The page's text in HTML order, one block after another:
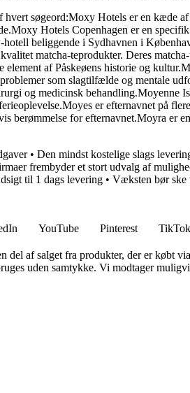
hvert søgeord:Moxy Hotels er en kæde
Hotels Copenhagen er en
beliggende i Sydhavnen i
matcha-teprodukter. Deres
element af Påskeøens historie og
som slagtilfælde og mentale
og medicinsk behandling.Moyenne
er efternavnet på
berømmelse for efternavnet.Moyra
• Den mindst kostelige slags
frembyder et stort udvalg af
til 1 dags levering • Væksten bør ske
YouTube Pinterest TikTok
af salget fra produkter, der er købt
uden samtykke. Vi modtager